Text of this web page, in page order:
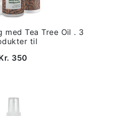
med Tea Tree Oil . 3
til
350